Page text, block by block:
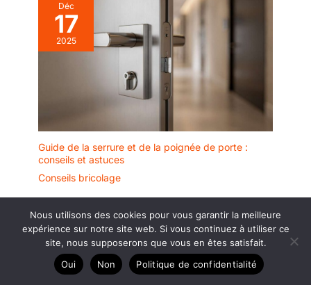
Déc
17
2025
Guide de la serrure et de la poignée de porte :
conseils et astuces
Conseils bricolage
Nous utilisons des cookies pour vous garantir la meilleure
expérience sur notre site web. Si vous continuez à utiliser ce
site, nous supposerons que vous en êtes satisfait.
Oui
Non Politique de confidentialité